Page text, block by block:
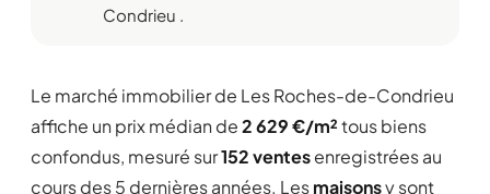
Condrieu .
Le marché immobilier de Les Roches-de-Condrieu
affiche un prix médian de2 629 €/m²tous biens
confondus, mesuré sur152 ventesenregistrées au
cours des 5 dernières années. Lesmaisonsy sont